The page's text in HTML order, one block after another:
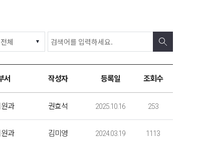
서 작성자 등록일 조회수
과 권효석 2025.10.16 253
과 김미영 2024.03.19 1113